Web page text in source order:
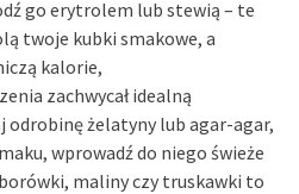
go erytrolem lub stewią – te
twoje kubki smakowe, a
kalorie,
zachwycał idealną
odrobinę żelatyny lub agar-agar,
wprowadź do niego świeże
maliny czy truskawki to